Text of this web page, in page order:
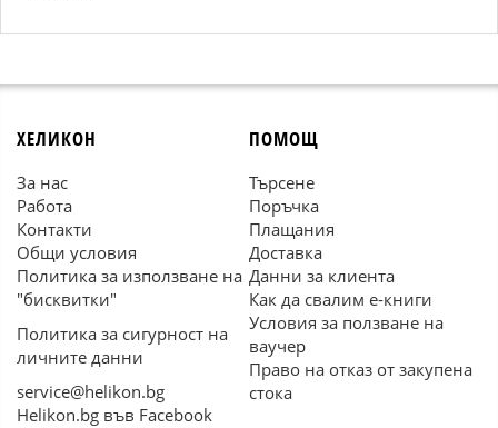
ХЕЛИКОН
За нас
Работа
Контакти
Общи условия
Политика за използване на
"бисквитки"
Политика за сигурност на
личните данни
service@helikon.bg
Helikon.bg във Facebook
ПОМОЩ
Търсене
Поръчка
Плащания
Доставка
Данни за клиента
Как да свалим е-книги
Условия за ползване на
ваучер
Право на отказ от закупена
стока